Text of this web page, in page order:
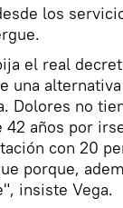
los
el real
una
Dolores no
42 años por
con 20
porque,
insiste Vega.